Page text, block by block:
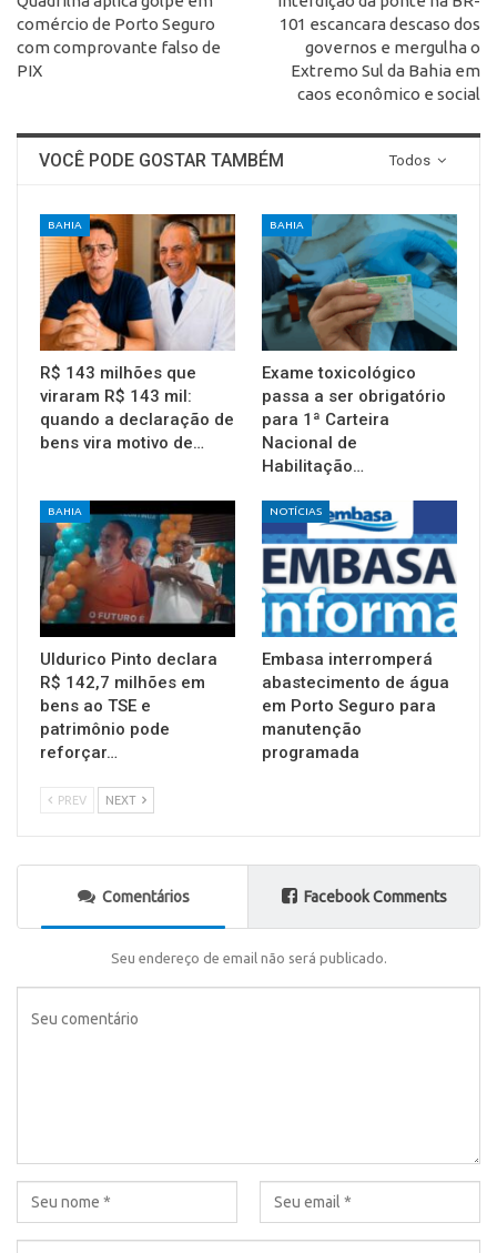
comércio de Porto Seguro
com comprovante falso de
PIX
101 escancara descaso dos
governos e mergulha o
Extremo Sul da Bahia em
caos econômico e social
Todos
VOCÊ PODE GOSTAR TAMBÉM
BAHIA
R$ 143 milhões que
viraram R$ 143 mil:
quando a declaração de
bens vira motivo de…
BAHIA
Exame toxicológico
passa a ser obrigatório
para 1ª Carteira
Nacional de
Habilitação…
BAHIA
Uldurico Pinto declara
R$ 142,7 milhões em
bens ao TSE e
patrimônio pode
reforçar…
NOTÍCIAS
Embasa interromperá
abastecimento de água
em Porto Seguro para
manutenção
programada
PREV NEXT
Comentários Facebook Comments
Seu endereço de email não será publicado.